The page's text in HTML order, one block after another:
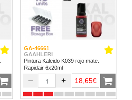
GA-46661
GAAHLERI
Pintura Kaleido K039 rojo mate.
Rapidair 6x20ml
– + 18,65€